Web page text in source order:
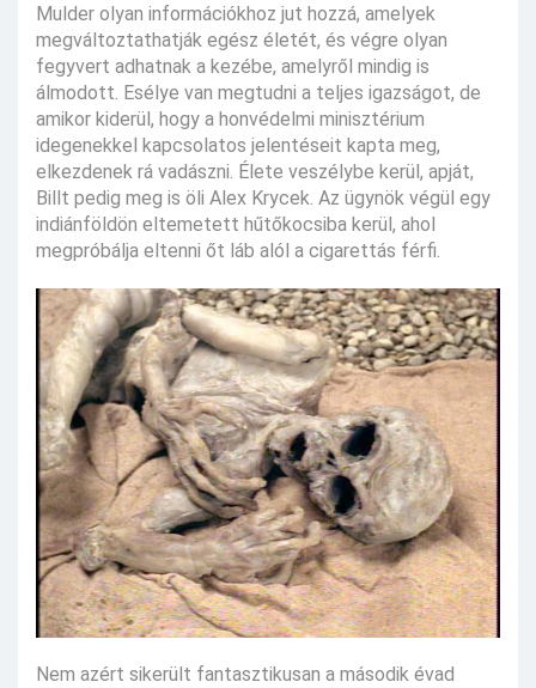
Mulder olyan információkhoz jut hozzá, amelyek
megváltoztathatják egész életét, és végre olyan
fegyvert adhatnak a kezébe, amelyről mindig is
álmodott. Esélye van megtudni a teljes igazságot, de
amikor kiderül, hogy a honvédelmi minisztérium
idegenekkel kapcsolatos jelentéseit kapta meg,
elkezdenek rá vadászni. Élete veszélybe kerül, apját,
Billt pedig meg is öli Alex Krycek. Az ügynök végül egy
indiánföldön eltemetett hűtőkocsiba kerül, ahol
megpróbálja eltenni őt láb alól a cigarettás férfi.
Nem azért sikerült fantasztikusan a második évad